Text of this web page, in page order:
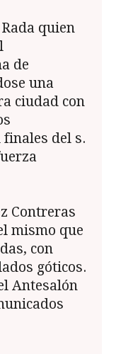
quien
de
una
ciudad con
finales del s.
Contreras
mismo que
con
góticos.
Antesalón